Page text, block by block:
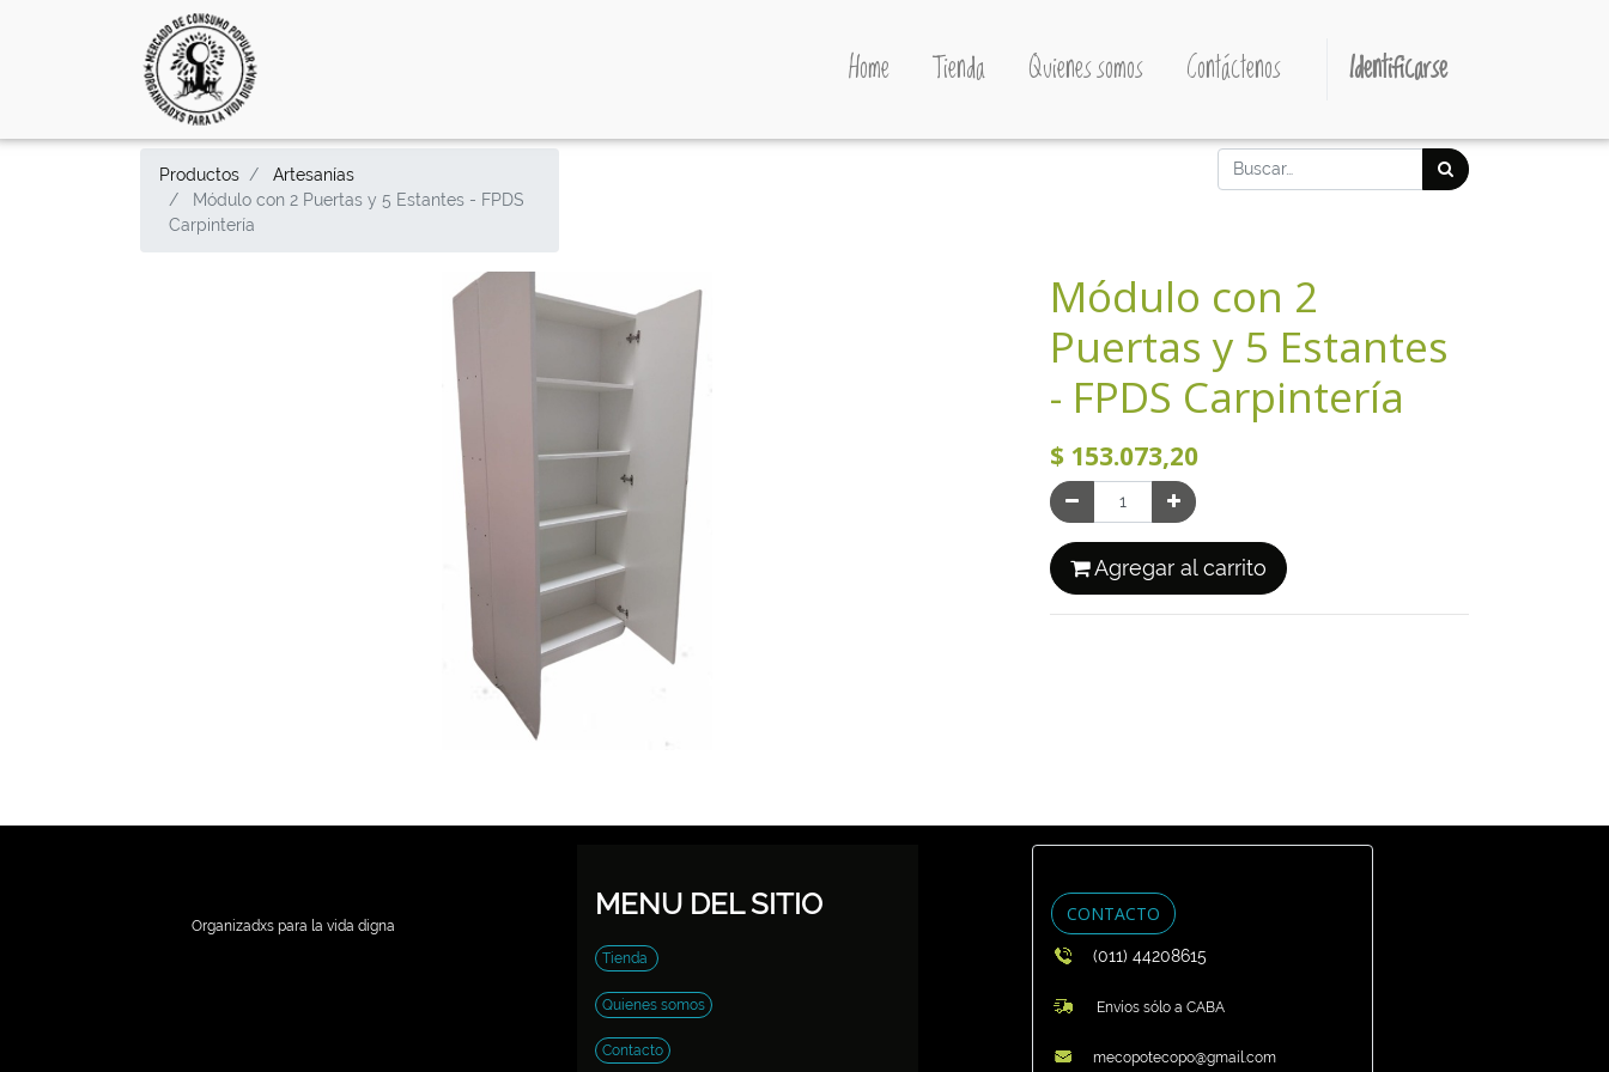
Home Tienda Quienes somos Contáctenos Identificarse
Productos
Artesanías
Módulo con 2 Puertas y 5 Estantes - FPDS
Carpintería
Módulo con 2
Puertas y 5 Estantes
- FPDS Carpintería
$ 153.073,20
Agregar al carrito
Organizadxs para la vida digna
MENU DEL SITIO
Tienda
Quienes somos
Contacto
CONTACTO
(011) 44208615
Envíos sólo a CABA
mecopotecopo@gmail.com